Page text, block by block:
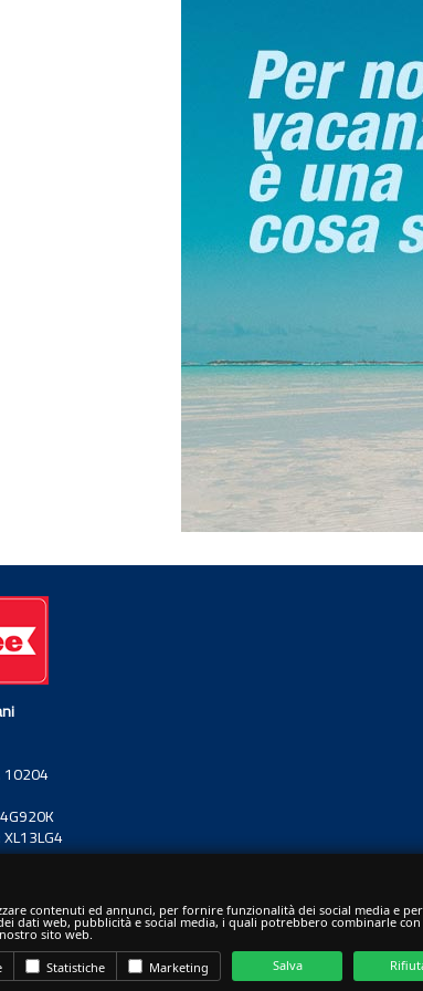
10204
Privacy Policy Cookie Policy
contenuti ed annunci, per fornire funzionalità dei social media e
dati web, pubblicità e social media, i quali potrebbero combinarle
sito web.
Statistiche Marketing Salva